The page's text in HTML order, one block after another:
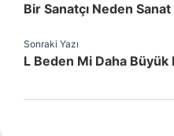
Bir Sanatçı Neden
Sonraki Yazı
L Beden Mi Daha Büyük